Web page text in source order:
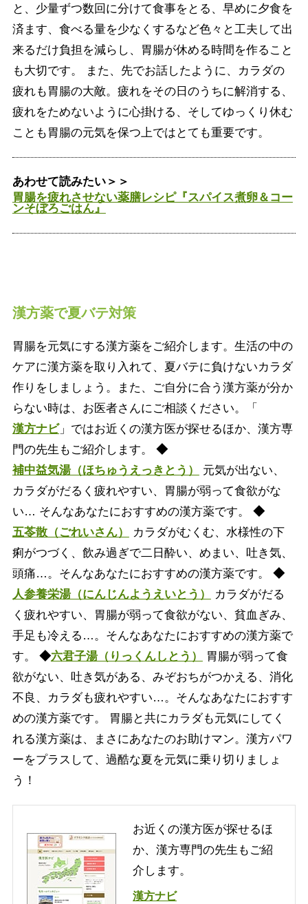
と、少量ずつ数回に分けて食事をとる、早めに夕食を
済ます、食べる量を少なくするなど色々と工夫して出
来るだけ負担を減らし、胃腸が休める時間を作ること
も大切です。 また、先でお話したように、カラダの
疲れも胃腸の大敵。疲れをその日のうちに解消する、
疲れをためないように心掛ける、そしてゆっくり休む
ことも胃腸の元気を保つ上ではとても重要です。
あわせて読みたい＞＞
胃腸を疲れさせない薬膳レシピ『スパイス煮卵＆コー
ンそぼろごはん』
漢方薬で夏バテ対策
胃腸を元気にする漢方薬をご紹介します。生活の中の
ケアに漢方薬を取り入れて、夏バテに負けないカラダ
作りをしましょう。また、ご自分に合う漢方薬が分か
らない時は、お医者さんにご相談ください。「
漢方ナビ」ではお近くの漢方医が探せるほか、漢方専
門の先生もご紹介します。 ◆
補中益気湯（ほちゅうえっきとう）
元気が出ない、
カラダがだるく疲れやすい、胃腸が弱って食欲がな
い… そんなあなたにおすすめの漢方薬です。 ◆
五苓散（ごれいさん）
カラダがむくむ、水様性の下
痢がつづく、飲み過ぎで二日酔い、めまい、吐き気、
頭痛…。そんなあなたにおすすめの漢方薬です。 ◆
人参養栄湯（にんじんようえいとう）
カラダがだる
く疲れやすい、胃腸が弱って食欲がない、貧血ぎみ、
手足も冷える…。そんなあなたにおすすめの漢方薬で
す。 ◆六君子湯（りっくんしとう）
胃腸が弱って食
欲がない、吐き気がある、みぞおちがつかえる、消化
不良、カラダも疲れやすい…。そんなあなたにおすす
めの漢方薬です。 胃腸と共にカラダも元気にしてく
れる漢方薬は、まさにあなたのお助けマン。漢方パワ
ーをプラスして、過酷な夏を元気に乗り切りましょ
う！
お近くの漢方医が探せるほ
か、漢方専門の先生もご紹
介します。
漢方ナビ